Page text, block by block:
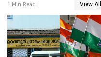
മാനസികപീഡനമെന്ന് കുറിപ്പ്
1 Min Read View All